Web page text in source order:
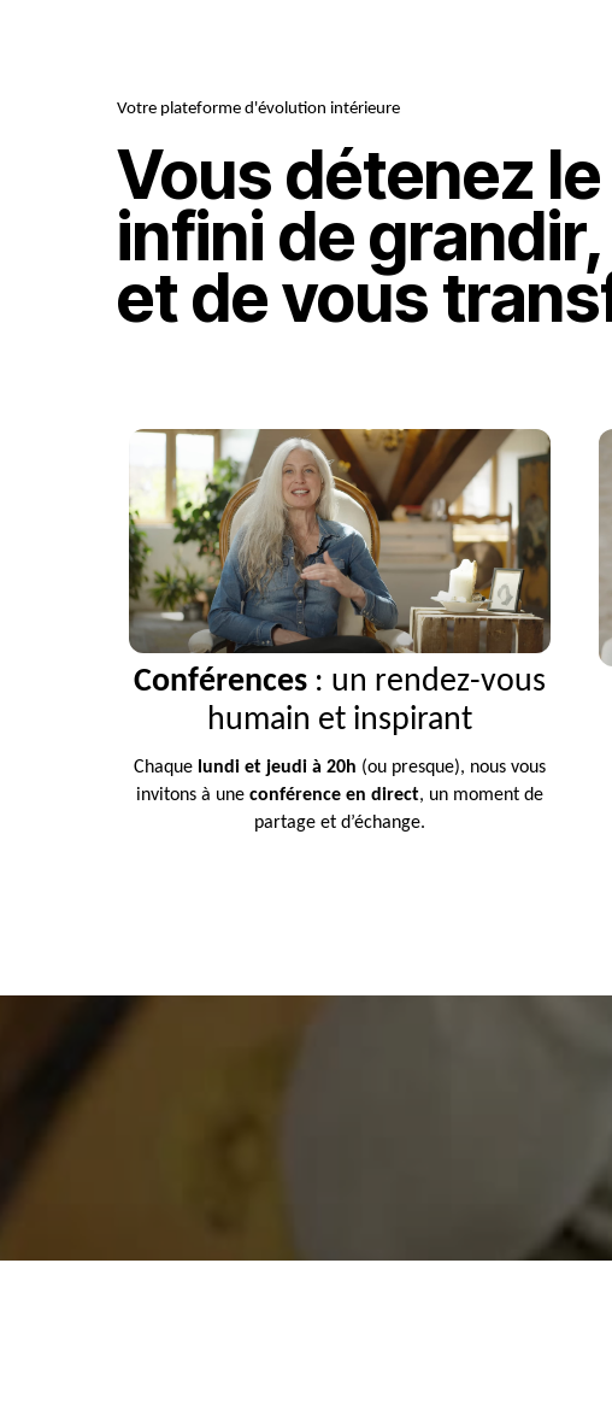
Votre plateforme d'évolution intérieure
Vous détenez
infini de
et de vous
Conférences : un rendez-vous
humain et inspirant
Chaque lundi et jeudi à 20h (ou presque), nous vous
invitons à une conférence en direct, un moment de
partage et d’échange.